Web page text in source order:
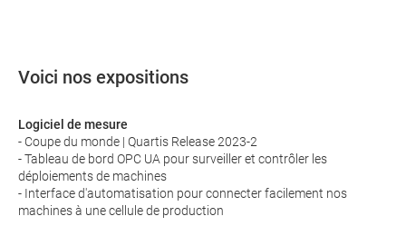
Voici nos expositions
Logiciel de mesure
- Coupe du monde | Quartis Release 2023-2
- Tableau de bord OPC UA pour surveiller et contrôler les
déploiements de machines
- Interface d'automatisation pour connecter facilement nos
machines à une cellule de production